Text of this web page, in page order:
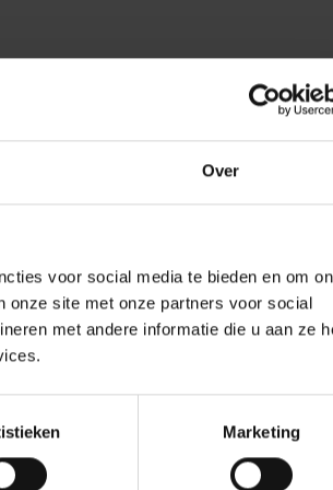
Over
voor social media te bieden en om
onze site met onze partners voor social
met andere informatie die u aan ze
Marketing